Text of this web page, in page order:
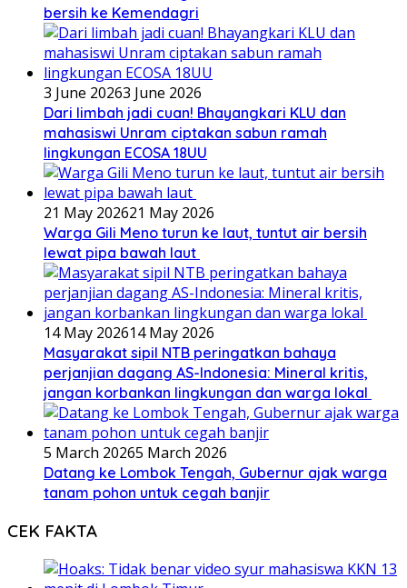
bersih ke Kemendagri
3 June 20263 June 2026
Dari limbah jadi cuan! Bhayangkari KLU dan
mahasiswi Unram ciptakan sabun ramah
lingkungan ECOSA 18UU
21 May 202621 May 2026
Warga Gili Meno turun ke laut, tuntut air bersih
lewat pipa bawah laut
14 May 202614 May 2026
Masyarakat sipil NTB peringatkan bahaya
perjanjian dagang AS-Indonesia: Mineral kritis,
jangan korbankan lingkungan dan warga lokal
5 March 20265 March 2026
Datang ke Lombok Tengah, Gubernur ajak warga
tanam pohon untuk cegah banjir
CEK FAKTA